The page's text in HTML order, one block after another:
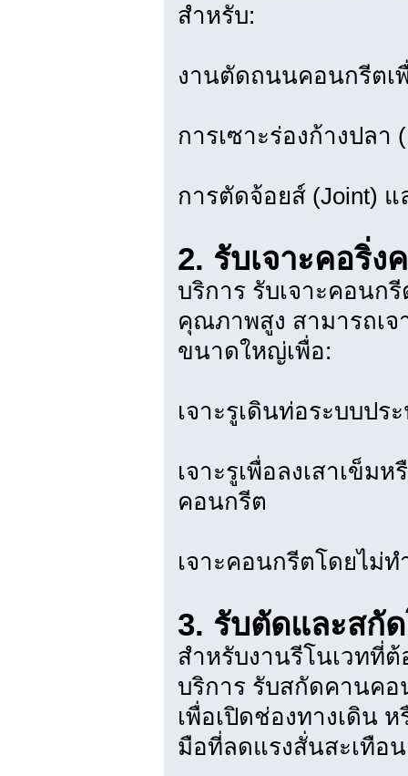
สำหรับ:
งานตัดถนนคอนกรีตเ
การเซาะร่องก้างปลา
การตัดจ้อยส์ (Joint)
2. รับเจาะคอริ่
บริการ รับเจาะคอนก
คุณภาพสูง สามารถเจ
ขนาดใหญ่เพื่อ:
เจาะรูเดินท่อระบบปร
เจาะรูเพื่อลงเสาเข็ม
คอนกรีต
เจาะคอนกรีตโดยไม่
3. รับตัดและสกั
สำหรับงานรีโนเวทที่ต้
บริการ รับสกัดคานค
เพื่อเปิดช่องทางเดิน
มือที่ลดแรงสั่นสะเทือ